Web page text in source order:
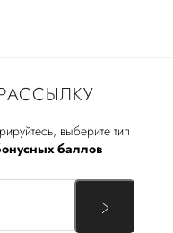
выберите тип
баллов